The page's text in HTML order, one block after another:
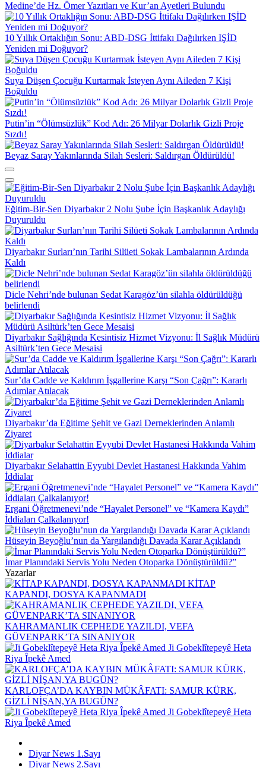
Medine’de Hz. Ömer Yazıtları ve Kur’an Ayetleri Bulundu
10 Yıllık Ortaklığın Sonu: ABD-DSG İttifakı Dağılırken IŞİD
Yeniden mi Doğuyor?
Suya Düşen Çocuğu Kurtarmak İsteyen Aynı Aileden 7 Kişi
Boğuldu
Putin’in “Ölümsüzlük” Kod Adı: 26 Milyar Dolarlık Gizli Proje
Sızdı!
Beyaz Saray Yakınlarında Silah Sesleri: Saldırgan Öldürüldü!
Eğitim-Bir-Sen Diyarbakır 2 Nolu Şube İçin Başkanlık Adaylığı
Duyuruldu
Diyarbakır Surları’nın Tarihi Silüeti Sokak Lambalarının Ardında
Kaldı
Dicle Nehri’nde bulunan Sedat Karagöz’ün silahla öldürüldüğü
belirlendi
Diyarbakır Sağlığında Kesintisiz Hizmet Vizyonu: İl Sağlık Müdürü
Asiltürk’ten Gece Mesaisi
Sur’da Cadde ve Kaldırım İşgallerine Karşı “Son Çağrı”: Kararlı
Adımlar Atılacak
Diyarbakır’da Eğitime Şehit ve Gazi Derneklerinden Anlamlı
Ziyaret
Diyarbakır Selahattin Eyyubi Devlet Hastanesi Hakkında Vahim
İddialar
Ergani Öğretmenevi’nde “Hayalet Personel” ve “Kamera Kaydı”
İddiaları Çalkalanıyor!
Hüseyin Beyoğlu’nun da Yargılandığı Davada Karar Açıklandı
İmar Planındaki Servis Yolu Neden Otoparka Dönüştürüldü?”
Yazarlar
KİTAP
KAPANDI, DOSYA KAPANMADI
KAHRAMANLIK CEPHEDE YAZILDI, VEFA
GÜVENPARK’TA SINANIYOR
Ji Gobeklîtepeyê Heta
Riya Îpekê Amed
KARLOFÇA’DA KAYBIN MÜKÂFATI: SAMUR KÜRK,
GİZLİ NİŞAN,YA BUGÜN?
Ji Gobeklîtepeyê Heta
Riya Îpekê Amed
Diyar News 1.Sayı
Diyar News 2.Sayı